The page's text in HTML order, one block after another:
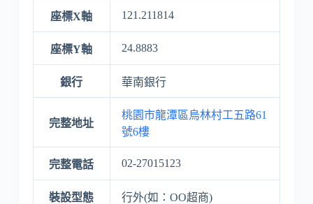
座標X軸 121.211814
座標Y軸 24.8883
銀行 華南銀行
完整地址
桃園市龍潭區烏林村工五路61
號6樓
完整電話 02-27015123
裝設型態 行外(如：OO超商)